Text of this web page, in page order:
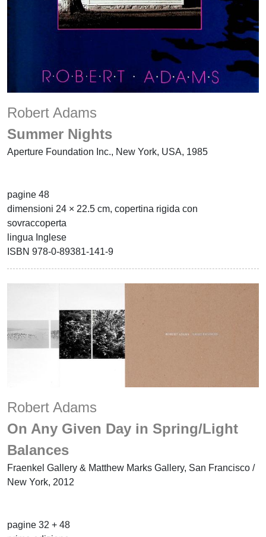
Robert Adams
Summer Nights
Aperture Foundation Inc., New York, USA, 1985
pagine 48
dimensioni 24 × 22.5 cm, copertina rigida con
sovraccoperta
lingua Inglese
ISBN 978-0-89381-141-9
Robert Adams
On Any Given Day in Spring/Light
Balances
Fraenkel Gallery & Matthew Marks Gallery, San Francisco /
New York, 2012
pagine 32 + 48